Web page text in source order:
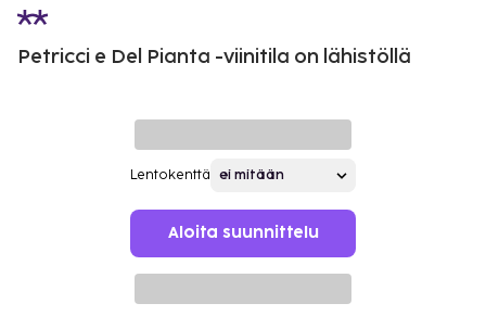
Petricci e Del Pianta -viinitila on lähistöllä
Lentokenttä
Aloita suunnittelu